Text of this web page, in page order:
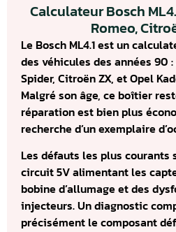
Calculateur Bosch
Romeo,
Le Bosch ML4.1 est un
des véhicules des années 90 :
Spider, Citroën ZX, et Opel
Malgré son âge, ce boîtier
réparation est bien plus
recherche d’un exemplaire
Les défauts les plus courants
circuit 5V alimentant les
bobine d’allumage et des
injecteurs. Un diagnostic
précisément le composant